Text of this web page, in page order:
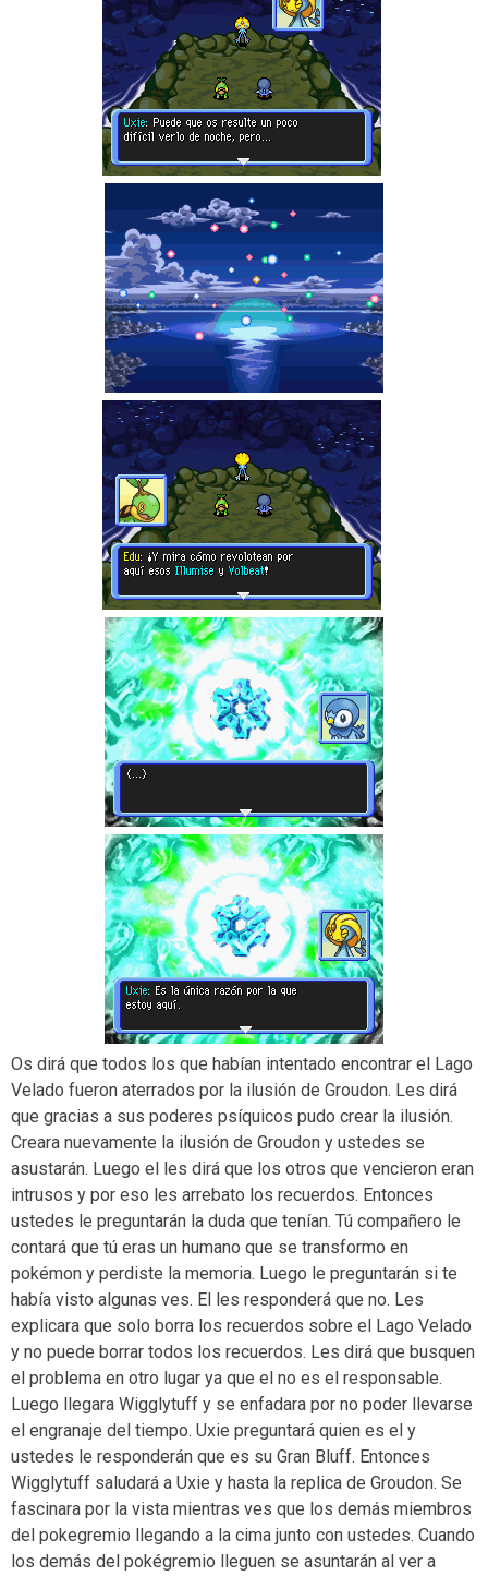
Os dirá que todos los que habían intentado encontrar el Lago
Velado fueron aterrados por la ilusión de Groudon. Les dirá
que gracias a sus poderes psíquicos pudo crear la ilusión.
Creara nuevamente la ilusión de Groudon y ustedes se
asustarán. Luego el les dirá que los otros que vencieron eran
intrusos y por eso les arrebato los recuerdos. Entonces
ustedes le preguntarán la duda que tenían. Tú compañero le
contará que tú eras un humano que se transformo en
pokémon y perdiste la memoria. Luego le preguntarán si te
había visto algunas ves. El les responderá que no. Les
explicara que solo borra los recuerdos sobre el Lago Velado
y no puede borrar todos los recuerdos. Les dirá que busquen
el problema en otro lugar ya que el no es el responsable.
Luego llegara Wigglytuff y se enfadara por no poder llevarse
el engranaje del tiempo. Uxie preguntará quien es el y
ustedes le responderán que es su Gran Bluff. Entonces
Wigglytuff saludará a Uxie y hasta la replica de Groudon. Se
fascinara por la vista mientras ves que los demás miembros
del pokegremio llegando a la cima junto con ustedes. Cuando
los demás del pokégremio lleguen se asuntarán al ver a